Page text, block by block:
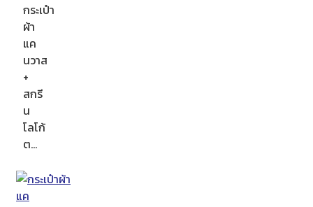
กระเป๋า
ผ้า
แค
นวาส
+
สกรี
น
โลโก้
ต…